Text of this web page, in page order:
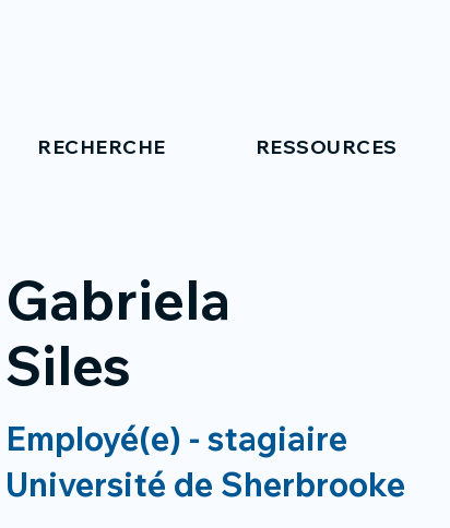
RECHERCHE RESSOURCES
Gabriela
Siles
Employé(e) - stagiaire
Université de Sherbrooke